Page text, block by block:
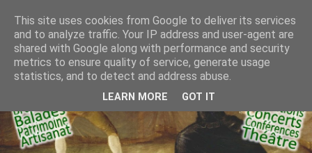
This site uses cookies from Google to deliver its services
and to analyze traffic. Your IP address and user-agent are
shared with Google along with performance and security
metrics to ensure quality of service, generate usage
statistics, and to detect and address abuse.
LEARN MORE GOT IT